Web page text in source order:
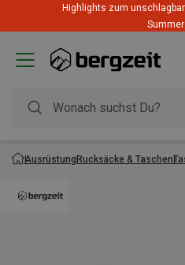
Highlights zum
AusrüstungRucksäcke & Taschen